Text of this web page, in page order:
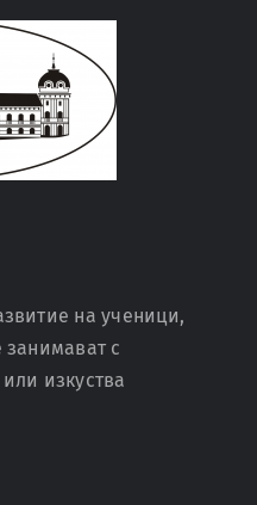
на ученици,
с
изкуства